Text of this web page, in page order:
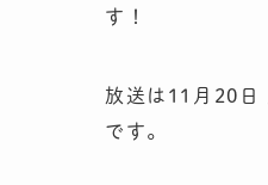
す！
放送は11月20日
です。